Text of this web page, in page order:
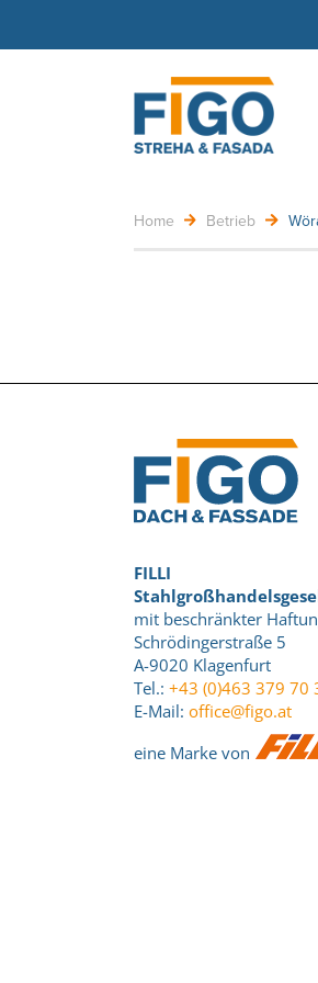
Home Betrieb
FILLI
mit beschränkter
Schrödingerstraße 5
A-9020 Klagenfurt
Tel.: +43 (0)463 379 70
E-Mail: office@figo.at
eine Marke von